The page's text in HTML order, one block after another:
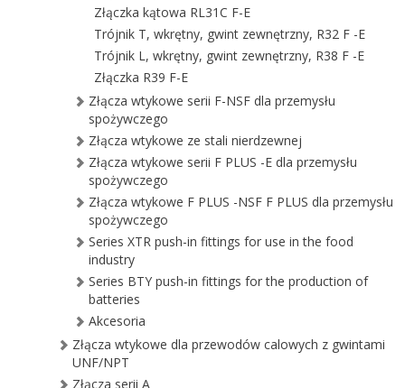
Złączka kątowa RL31C F-E
Trójnik T, wkrętny, gwint zewnętrzny, R32 F -E
Trójnik L, wkrętny, gwint zewnętrzny, R38 F -E
Złączka R39 F-E
Złącza wtykowe serii F-NSF dla przemysłu
spożywczego
Złącza wtykowe ze stali nierdzewnej
Złącza wtykowe serii F PLUS -E dla przemysłu
spożywczego
Złącza wtykowe F PLUS -NSF F PLUS dla przemysłu
spożywczego
Series XTR push-in fittings for use in the food
industry
Series BTY push-in fittings for the production of
batteries
Akcesoria
Złącza wtykowe dla przewodów calowych z gwintami
UNF/NPT
Złącza serii A